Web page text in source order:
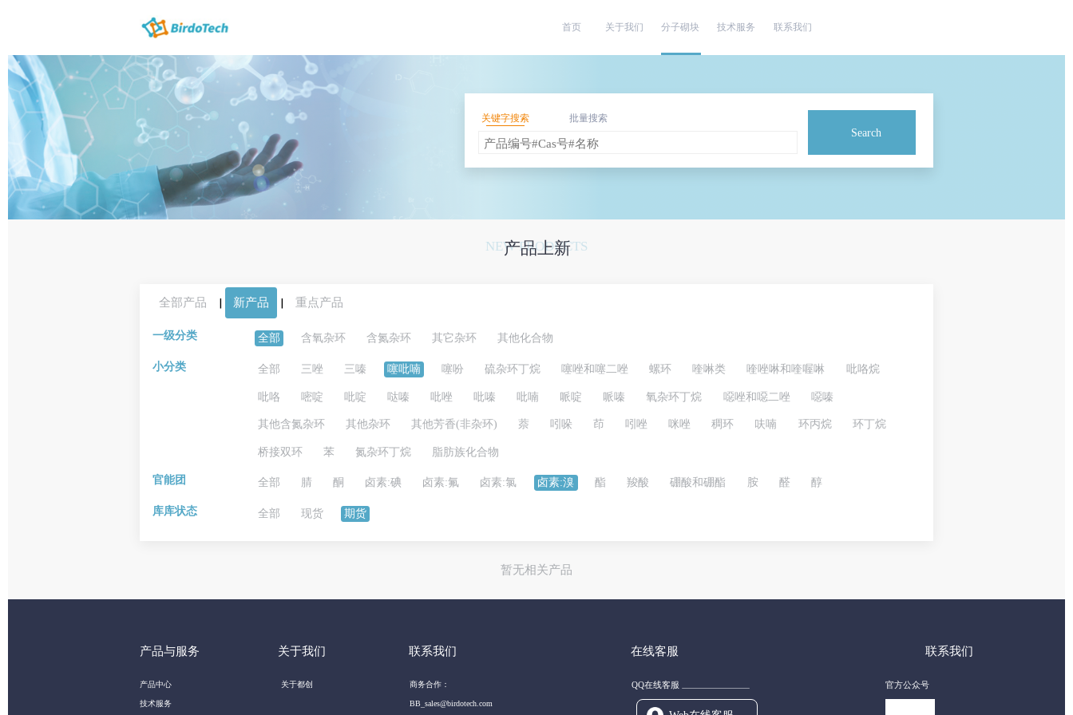
首页 关于我们 分子砌块 技术服务 联系我们
关键字搜索 批量搜索
Search
NEW PRODUCTS
产品上新
全部产品 | 新产品 | 重点产品
一级分类 全部 含氧杂环 含氮杂环 其它杂环 其他化合物
小分类 全部 三唑 三嗪 噻吡喃 噻吩 硫杂环丁烷 噻唑和噻二唑 螺环 喹啉类 喹唑啉和喹喔啉 吡咯烷
吡咯 嘧啶 吡啶 哒嗪 吡唑 吡嗪 吡喃 哌啶 哌嗪 氧杂环丁烷 噁唑和噁二唑 噁嗪
其他含氮杂环 其他杂环 其他芳香(非杂环) 萘 吲哚 茚 吲唑 咪唑 稠环 呋喃 环丙烷 环丁烷
桥接双环 苯 氮杂环丁烷 脂肪族化合物
官能团 全部 腈 酮 卤素:碘 卤素:氟 卤素:氯 卤素:溴 酯 羧酸 硼酸和硼酯 胺 醛 醇
库库状态 全部 现货 期货
暂无相关产品
产品与服务 关于我们 联系我们 在线客服 联系我们
产品中心
技术服务
关于都创 商务合作：
BB_sales@birdotech.com
QQ在线客服 官方公众号